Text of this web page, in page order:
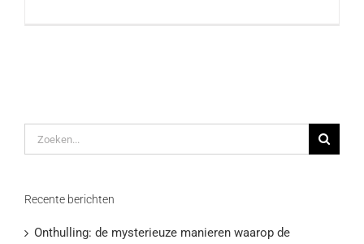
Zoeken
naar:
Recente berichten
Onthulling: de mysterieuze manieren waarop de